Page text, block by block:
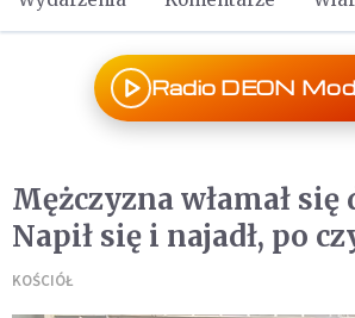
Radio DEON
Mężczyzna włamał
Napił się i najadł, po
KOŚCIÓŁ